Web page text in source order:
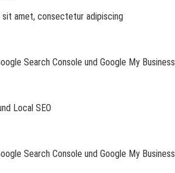
sit amet, consectetur adipiscing
Search Console und Google My Business
Local SEO
Search Console und Google My Business